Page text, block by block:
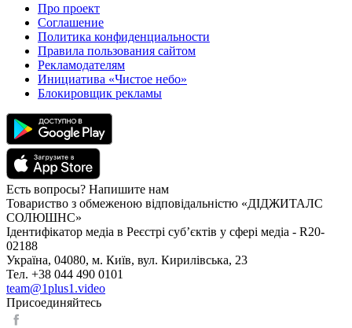
Про проект
Соглашение
Политика конфиденциальности
Правила пользования сайтом
Рекламодателям
Инициатива «Чистое небо»
Блокировщик рекламы
Есть вопросы? Напишите нам
Товариство з обмеженою відповідальністю «ДІДЖИТАЛС
СОЛЮШНС»
Ідентифікатор медіа в Реєстрі суб’єктів у сфері медіа - R20-
02188
Україна, 04080, м. Київ, вул. Кирилівська, 23
Тел. +38 044 490 0101
team@1plus1.video
Присоединяйтесь